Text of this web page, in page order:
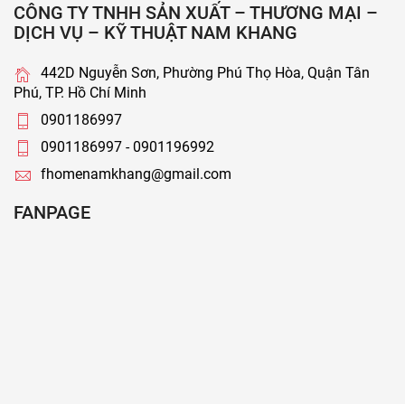
CÔNG TY TNHH SẢN XUẤT – THƯƠNG MẠI –
DỊCH VỤ – KỸ THUẬT NAM KHANG
442D Nguyễn Sơn, Phường Phú Thọ Hòa, Quận Tân
Phú, TP. Hồ Chí Minh
0901186997
0901186997 - 0901196992
fhomenamkhang@gmail.com
FANPAGE